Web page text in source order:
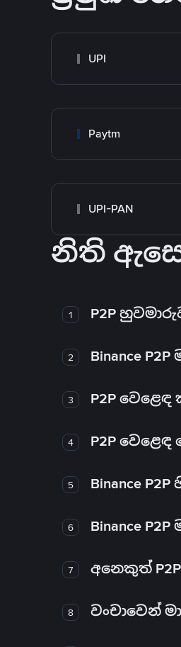
UPI
Paytm
UPI-PAN
නිති
1 P2P
2 Binance
3 P2P
4 P2P
5 Binance
6 Binance
7 අනෙකුත්
8 වංචාවෙන් මා